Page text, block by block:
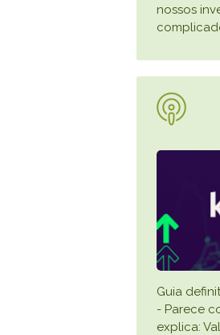
nossos
Guia
- Parece
explica: